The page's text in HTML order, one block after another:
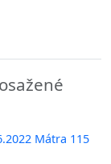
Mátra 115